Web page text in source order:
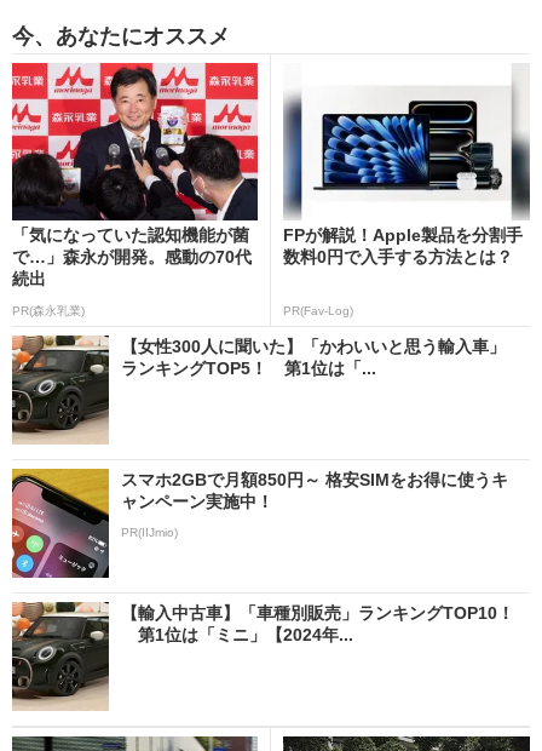
今、あなたにオススメ
「気になっていた認知機能が菌
で…」森永が開発。感動の70代
続出
PR(森永乳業)
FPが解説！Apple製品を分割手
数料0円で入手する方法とは？
PR(Fav-Log)
【女性300人に聞いた】「かわいいと思う輸入車」
ランキングTOP5！ 第1位は「...
スマホ2GBで月額850円～ 格安SIMをお得に使うキ
ャンペーン実施中！
PR(IIJmio)
【輸入中古車】「車種別販売」ランキングTOP10！
第1位は「ミニ」【2024年...